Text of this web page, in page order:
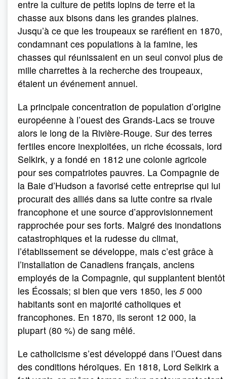
entre la culture de petits lopins de terre et la
chasse aux bisons dans les grandes plaines.
Jusqu’à ce que les troupeaux se raréfient en 1870,
condamnant ces populations à la famine, les
chasses qui réunissaient en un seul convoi plus de
mille charrettes à la recherche des troupeaux,
étaient un événement annuel.
La principale concentration de population d’origine
européenne à l’ouest des Grands-Lacs se trouve
alors le long de la Rivière-Rouge. Sur des terres
fertiles encore inexploitées, un riche écossais, lord
Selkirk, y a fondé en 1812 une colonie agricole
pour ses compatriotes pauvres. La Compagnie de
la Baie d’Hudson a favorisé cette entreprise qui lui
procurait des alliés dans sa lutte contre sa rivale
francophone et une source d’approvisionnement
rapprochée pour ses forts. Malgré des inondations
catastrophiques et la rudesse du climat,
l’établissement se développe, mais c’est grâce à
l’installation de Canadiens français, anciens
employés de la Compagnie, qui supplantent bientôt
les Écossais; si bien que vers 1850, les 5 000
habitants sont en majorité catholiques et
francophones. En 1870, ils seront 12 000, la
plupart (80 %) de sang mêlé.
Le catholicisme s’est développé dans l’Ouest dans
des conditions héroïques. En 1818, Lord Selkirk a